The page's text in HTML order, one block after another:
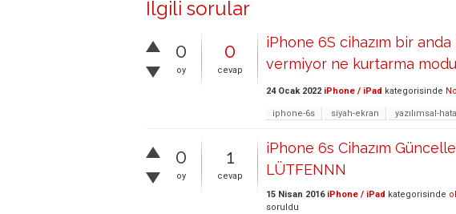
İlgili sorular
0
oy
0
cevap
iPhone 6S cihazım bir
vermiyor ne kurtarma
24 Ocak 2022 iPhone / iPad kategorisinde
iphone-6s siyah-ekran yazılımsal-hata
0
oy
1
cevap
iPhone 6s Cihazım
LÜTFENNN
15 Nisan 2016 iPhone / iPad kategorisinde
soruldu